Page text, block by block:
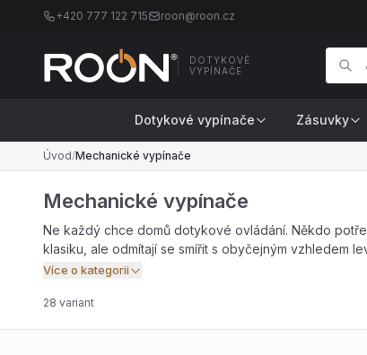
+420 777 122 715 roon@roon.cz
DOTYKOVÉ
VYPÍNAČE
Dotykové vypínače Zásuvky
Úvod/Mechanické vypínače
Mechanické vypínače
Ne každý chce domů dotykové ovládání. Někdo
klasiku, ale odmítají se smířit s obyčejným vzhledem
Více o kategorii
28 variant